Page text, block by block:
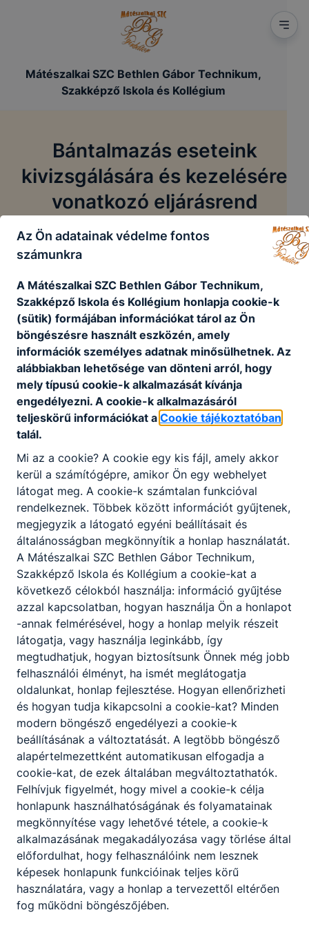
Mátészalkai SZC Bethlen Gábor Technikum,
Szakképző Iskola és Kollégium
Bántalmazás eseteink
kivizsgálására és kezelésére
vonatkozó eljárásrend
Főoldal /
Bántalmazás eseteink kivizsgálására és
Bántalmazás eseteink
kivizsgálására és kezelésére
vonatkozó eljárásrend
Bántalmazás eseteink kivizsgálására és
kezelésére vonatkozó eljárásrend
Partnereink
Az Ön adatainak védelme fontos
számunkra
A Mátészalkai SZC Bethlen Gábor Technikum,
Szakképző Iskola és Kollégium honlapja cookie-k
(sütik) formájában információkat tárol az Ön
böngészésre használt eszközén, amely
információk személyes adatnak minősülhetnek. Az
alábbiakban lehetősége van dönteni arról, hogy
mely típusú cookie-k alkalmazását kívánja
engedélyezni. A cookie-k alkalmazásáról
teljeskörű információkat a Cookie tájékoztatóban
talál.
Mi az a cookie? A cookie egy kis fájl, amely akkor
kerül a számítógépre, amikor Ön egy webhelyet
látogat meg. A cookie-k számtalan funkcióval
rendelkeznek. Többek között információt gyűjtenek,
megjegyzik a látogató egyéni beállításait és
általánosságban megkönnyítik a honlap használatát.
A Mátészalkai SZC Bethlen Gábor Technikum,
Szakképző Iskola és Kollégium a cookie-kat a
következő célokból használja: információ gyűjtése
azzal kapcsolatban, hogyan használja Ön a honlapot
-annak felmérésével, hogy a honlap melyik részeit
látogatja, vagy használja leginkább, így
megtudhatjuk, hogyan biztosítsunk Önnek még jobb
felhasználói élményt, ha ismét meglátogatja
oldalunkat, honlap fejlesztése. Hogyan ellenőrizheti
és hogyan tudja kikapcsolni a cookie-kat? Minden
modern böngésző engedélyezi a cookie-k
beállításának a változtatását. A legtöbb böngésző
alapértelmezettként automatikusan elfogadja a
cookie-kat, de ezek általában megváltoztathatók.
Felhívjuk figyelmét, hogy mivel a cookie-k célja
honlapunk használhatóságának és folyamatainak
megkönnyítése vagy lehetővé tétele, a cookie-k
alkalmazásának megakadályozása vagy törlése által
előfordulhat, hogy felhasználóink nem lesznek
képesek honlapunk funkcióinak teljes körű
használatára, vagy a honlap a tervezettől eltérően
fog működni böngészőjében.
https://mateszalka-